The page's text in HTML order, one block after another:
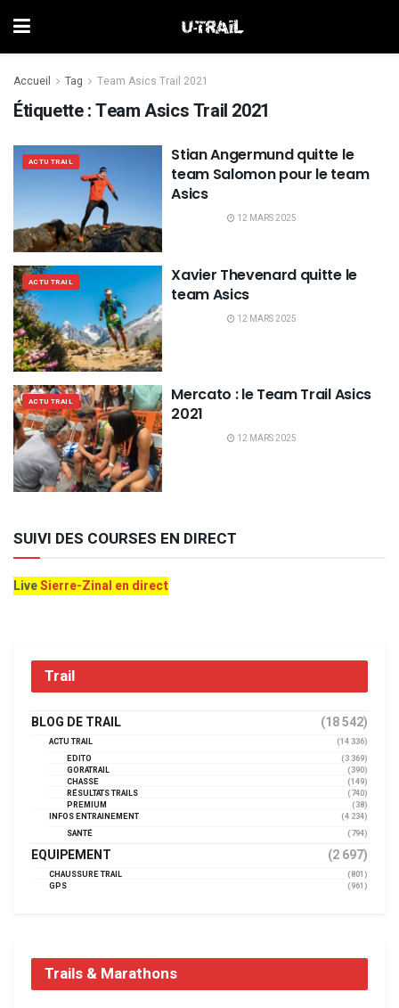
Accueil Tag Team Asics Trail 2021
Étiquette :Team Asics Trail 2021
ACTU TRAIL
Stian Angermund quitte le
team Salomon pour le team
Asics
12 MARS 2025
ACTU TRAIL
Xavier Thevenard quitte le
team Asics
12 MARS 2025
ACTU TRAIL
Mercato : le Team Trail Asics
2021
12 MARS 2025
SUIVI DES COURSES EN DIRECT
LiveSierre-Zinal en direct
Trail
BLOG DE TRAIL (18 542)
ACTU TRAIL
(14 336)
EDITO
(3 369)
GORATRAIL
(390)
CHASSE
(149)
RÉSULTATS TRAILS
(740)
PREMIUM
(38)
INFOS ENTRAINEMENT
(4 234)
SANTÉ
(794)
EQUIPEMENT (2 697)
CHAUSSURE TRAIL
(801)
GPS
(961)
Trails & Marathons